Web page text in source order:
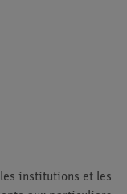
institutions et les